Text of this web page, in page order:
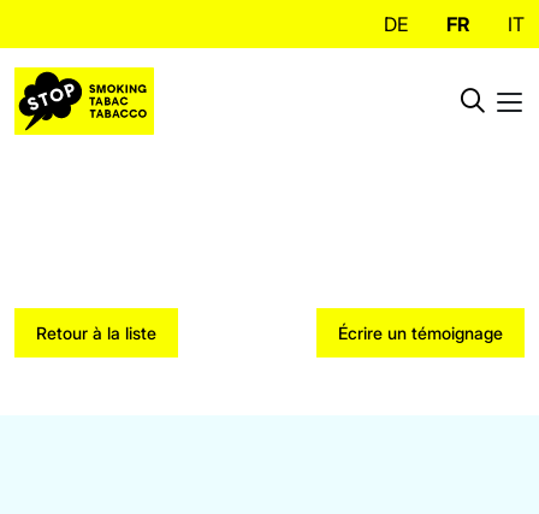
DE FR IT
Retour à la liste Écrire un témoignage